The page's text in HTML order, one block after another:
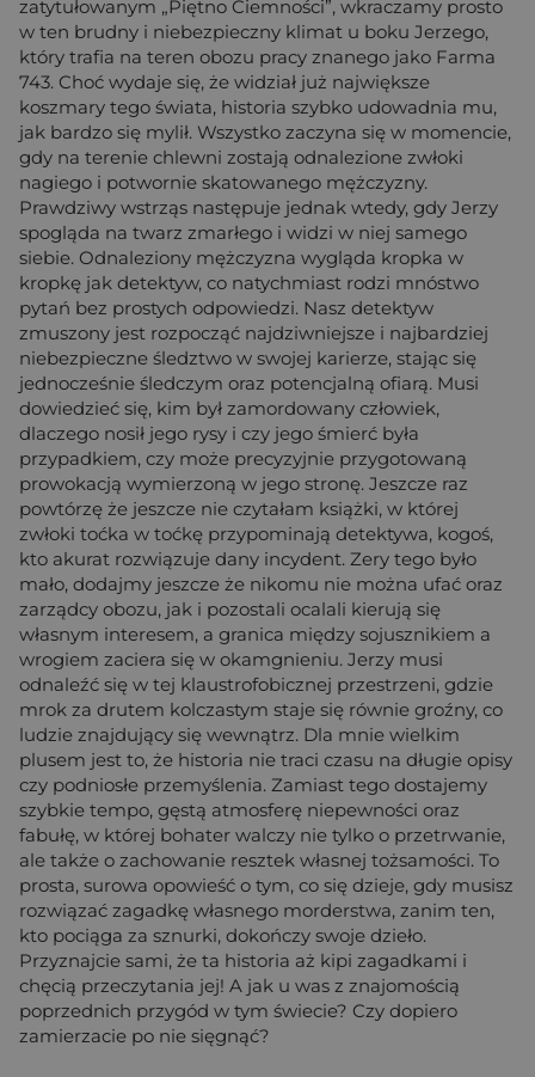
zatytułowanym „Piętno Ciemności”, wkraczamy prosto
w ten brudny i niebezpieczny klimat u boku Jerzego,
który trafia na teren obozu pracy znanego jako Farma
743. Choć wydaje się, że widział już największe
koszmary tego świata, historia szybko udowadnia mu,
jak bardzo się mylił. Wszystko zaczyna się w momencie,
gdy na terenie chlewni zostają odnalezione zwłoki
nagiego i potwornie skatowanego mężczyzny.
Prawdziwy wstrząs następuje jednak wtedy, gdy Jerzy
spogląda na twarz zmarłego i widzi w niej samego
siebie. Odnaleziony mężczyzna wygląda kropka w
kropkę jak detektyw, co natychmiast rodzi mnóstwo
pytań bez prostych odpowiedzi. Nasz detektyw
zmuszony jest rozpocząć najdziwniejsze i najbardziej
niebezpieczne śledztwo w swojej karierze, stając się
jednocześnie śledczym oraz potencjalną ofiarą. Musi
dowiedzieć się, kim był zamordowany człowiek,
dlaczego nosił jego rysy i czy jego śmierć była
przypadkiem, czy może precyzyjnie przygotowaną
prowokacją wymierzoną w jego stronę. Jeszcze raz
powtórzę że jeszcze nie czytałam książki, w której
zwłoki toćka w toćkę przypominają detektywa, kogoś,
kto akurat rozwiązuje dany incydent. Zery tego było
mało, dodajmy jeszcze że nikomu nie można ufać oraz
zarządcy obozu, jak i pozostali ocalali kierują się
własnym interesem, a granica między sojusznikiem a
wrogiem zaciera się w okamgnieniu. Jerzy musi
odnaleźć się w tej klaustrofobicznej przestrzeni, gdzie
mrok za drutem kolczastym staje się równie groźny, co
ludzie znajdujący się wewnątrz. Dla mnie wielkim
plusem jest to, że historia nie traci czasu na długie opisy
czy podniosłe przemyślenia. Zamiast tego dostajemy
szybkie tempo, gęstą atmosferę niepewności oraz
fabułę, w której bohater walczy nie tylko o przetrwanie,
ale także o zachowanie resztek własnej tożsamości. To
prosta, surowa opowieść o tym, co się dzieje, gdy musisz
rozwiązać zagadkę własnego morderstwa, zanim ten,
kto pociąga za sznurki, dokończy swoje dzieło.
Przyznajcie sami, że ta historia aż kipi zagadkami i
chęcią przeczytania jej! A jak u was z znajomością
poprzednich przygód w tym świecie? Czy dopiero
zamierzacie po nie sięgnąć?